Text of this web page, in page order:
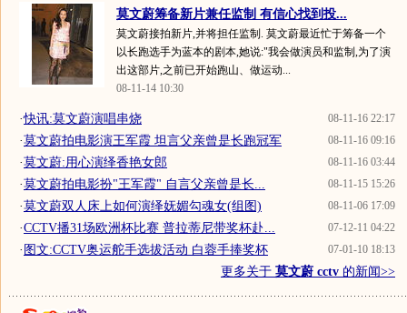
莫文蔚筹备新片兼任监制 有信心找到投...
莫文蔚接拍新片,并将担任监制. 莫文蔚最近忙于筹备一个
以长跑选手为蓝本的剧本,她说:"我会做演员和监制,为了演
出这部片,之前已开始跑山、做运动...
08-11-14 10:30
08-11-16 22:17
·快讯:莫文蔚演唱串烧
08-11-16 09:16
·莫文蔚拍电影演王军霞 坦言父亲曾是长跑冠军
08-11-16 03:44
·莫文蔚:用心演绎香艳女郎
08-11-15 15:26
·莫文蔚拍电影扮"王军霞" 自言父亲曾是长...
08-11-06 17:09
·莫文蔚双人床上如何演绎妩媚勾魂女(组图)
07-12-11 04:22
·CCTV播31场欧洲杯比赛 普拉蒂尼带奖杯赴...
07-01-10 18:13
·图文:CCTV奥运舵手选拔活动 白蓉手捧奖杯
更多关于 莫文蔚 cctv 的新闻>>